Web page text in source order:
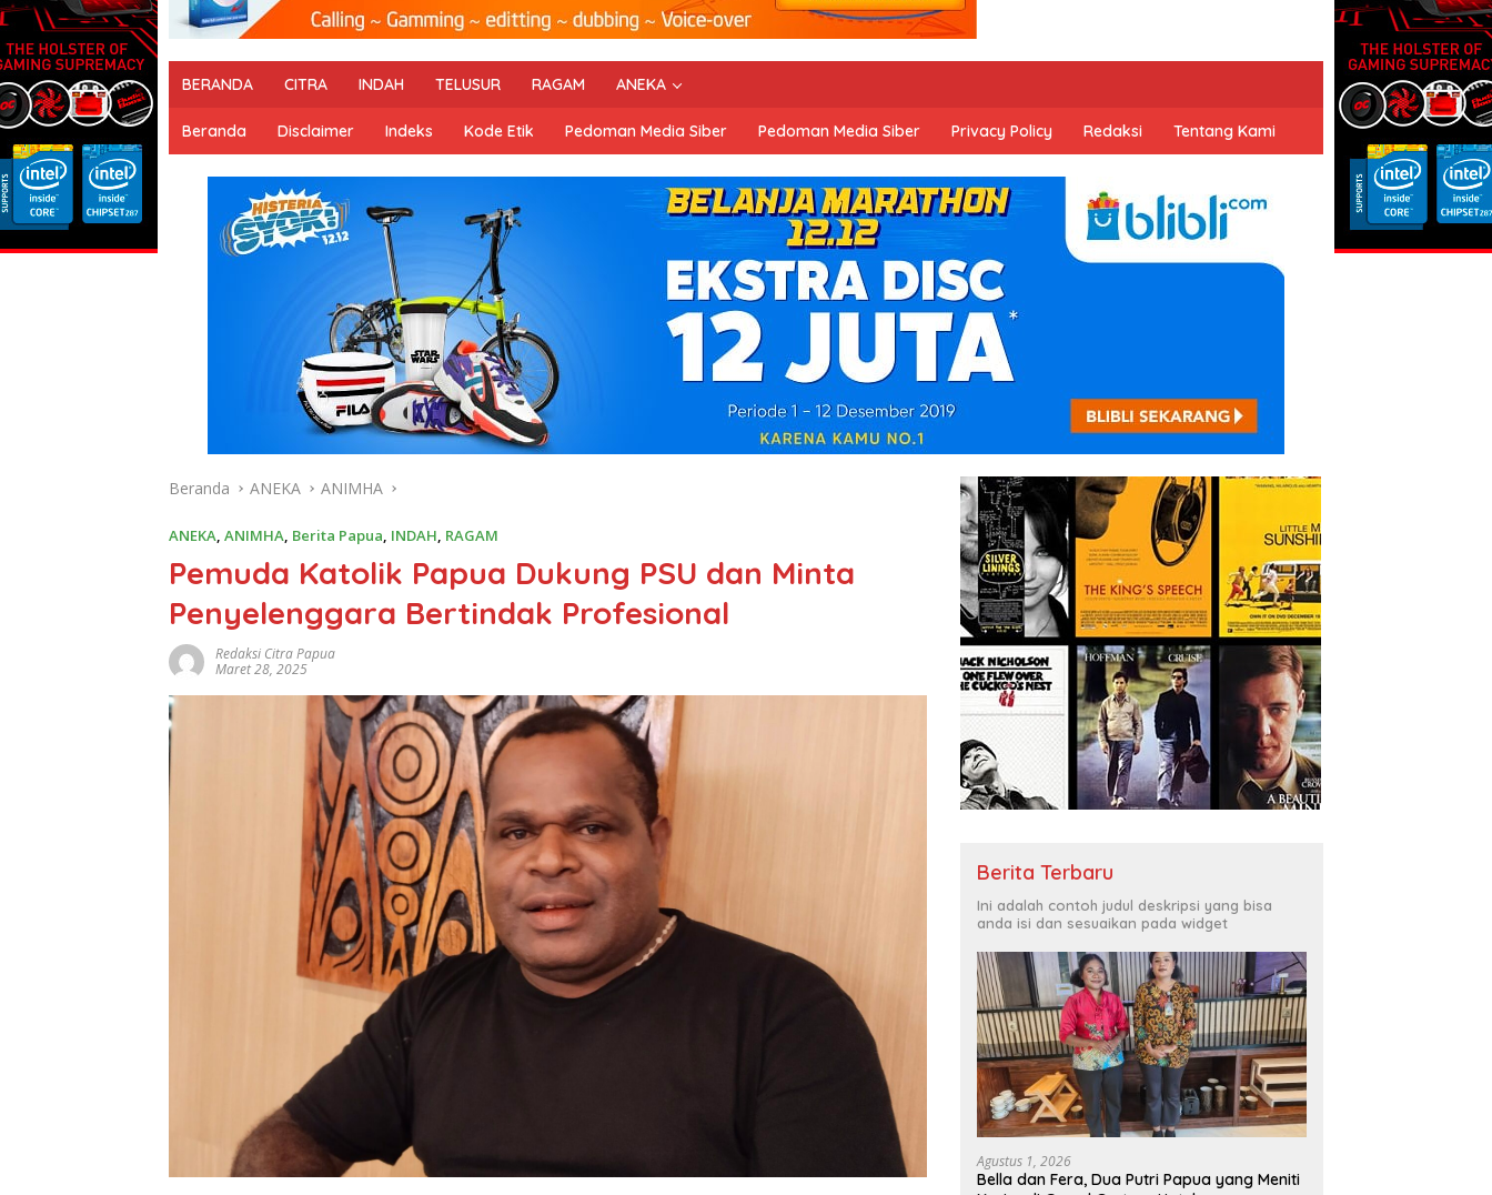
BERANDA CITRA INDAH TELUSUR RAGAM ANEKA
Beranda Disclaimer Indeks Kode Etik Pedoman Media Siber Pedoman Media Siber Privacy Policy Redaksi Tentang Kami
Beranda ANEKA ANIMHA
ANEKA, ANIMHA, Berita Papua, INDAH, RAGAM
Pemuda Katolik Papua Dukung PSU dan Minta
Penyelenggara Bertindak Profesional
Redaksi Citra Papua
Maret 28, 2025
Berita Terbaru
Ini adalah contoh judul deskripsi yang bisa
anda isi dan sesuaikan pada widget
Agustus 1, 2026
Bella dan Fera, Dua Putri Papua yang Meniti